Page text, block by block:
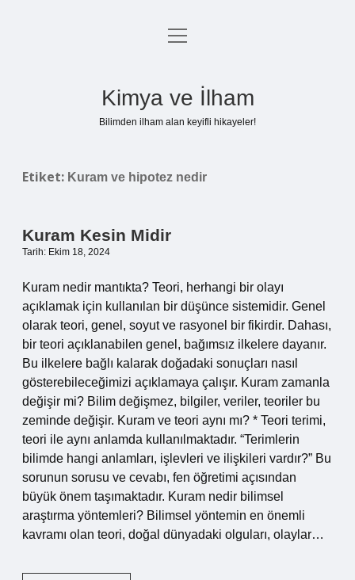
Anasayfa
menüyü
Kimya ve İlham
Bilimden ilham alan keyifli hikayeler!
Etiket: Kuram ve hipotez nedir
Kuram Kesin Midir
Tarih: Ekim 18, 2024
Kuram nedir mantıkta? Teori, herhangi bir olayı
açıklamak için kullanılan bir düşünce sistemidir. Genel
olarak teori, genel, soyut ve rasyonel bir fikirdir. Dahası,
bir teori açıklanabilen genel, bağımsız ilkelere dayanır.
Bu ilkelere bağlı kalarak doğadaki sonuçları nasıl
gösterebileceğimizi açıklamaya çalışır. Kuram zamanla
değişir mi? Bilim değişmez, bilgiler, veriler, teoriler bu
zeminde değişir. Kuram ve teori aynı mı? * Teori terimi,
teori ile aynı anlamda kullanılmaktadır. “Terimlerin
bilimde hangi anlamları, işlevleri ve ilişkileri vardır?” Bu
sorunun sorusu ve cevabı, fen öğretimi açısından
büyük önem taşımaktadır. Kuram nedir bilimsel
araştırma yöntemleri? Bilimsel yöntemin en önemli
kavramı olan teori, doğal dünyadaki olguları, olaylar…